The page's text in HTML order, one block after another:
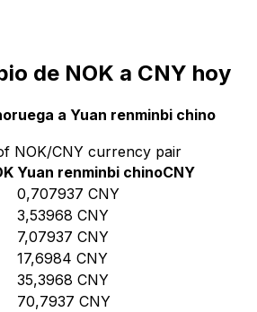
de NOK a CNY hoy
a Yuan renminbi chino
NOK/CNY currency pair
Yuan renminbi chinoCNY
0,707937 CNY
3,53968 CNY
7,07937 CNY
17,6984 CNY
35,3968 CNY
70,7937 CNY